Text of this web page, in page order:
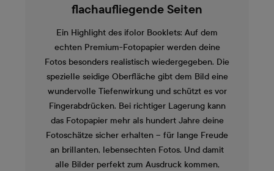
flachaufliegende Seiten
Ein Highlight des ifolor Booklets: Auf dem
echten Premium-Fotopapier werden deine
Fotos besonders realistisch wiedergegeben. Die
spezielle seidige Oberfläche gibt dem Bild eine
wundervolle Tiefenwirkung und schützt es vor
Fingerabdrücken. Bei richtiger Lagerung kann
das Fotopapier mehr als hundert Jahre deine
Fotoschätze sicher erhalten – für lange Freude
an brillanten, lebensechten Fotos. Und damit
alle Bilder perfekt zum Ausdruck kommen,